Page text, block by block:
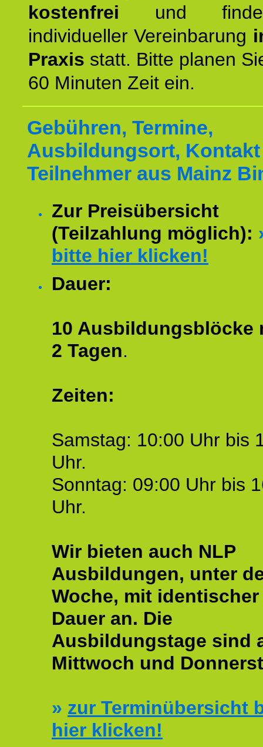
kostenfrei und
individueller Vereinbarung
Praxis statt. Bitte planen
60 Minuten Zeit ein.
Gebühren, Termine,
Ausbildungsort,
Teilnehmer aus Mainz
Zur Preisübersicht
(Teilzahlung möglich):
bitte hier klicken!
Dauer:
10 Ausbildungsblöcke
2 Tagen.
Zeiten:
Samstag: 10:00 Uhr bis
Uhr.
Sonntag: 09:00 Uhr bis
Uhr.
Wir bieten auch NLP
Ausbildungen, unter
Woche, mit identischer
Dauer an. Die
Ausbildungstage sind
Mittwoch und
» zur Terminübersicht
hier klicken!